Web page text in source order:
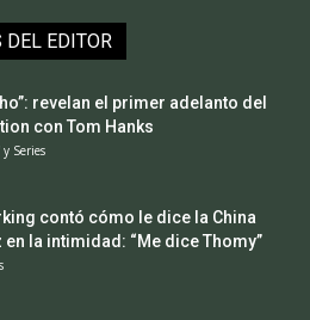
DEL EDITOR
revelan el primer adelanto del
con Tom Hanks
Series
contó cómo le dice la China
en la intimidad: “Me dice Thomy”